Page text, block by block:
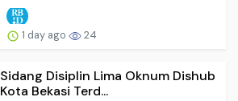
1 day ago 24
Sidang Disiplin Lima Oknum Dishub
Kota Bekasi Terd...